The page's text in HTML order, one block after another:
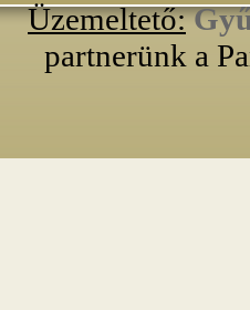
Üzemeltető:
partnerünk a